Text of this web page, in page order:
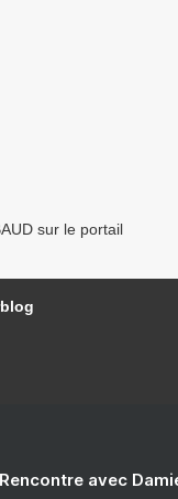
sur le portail
avec